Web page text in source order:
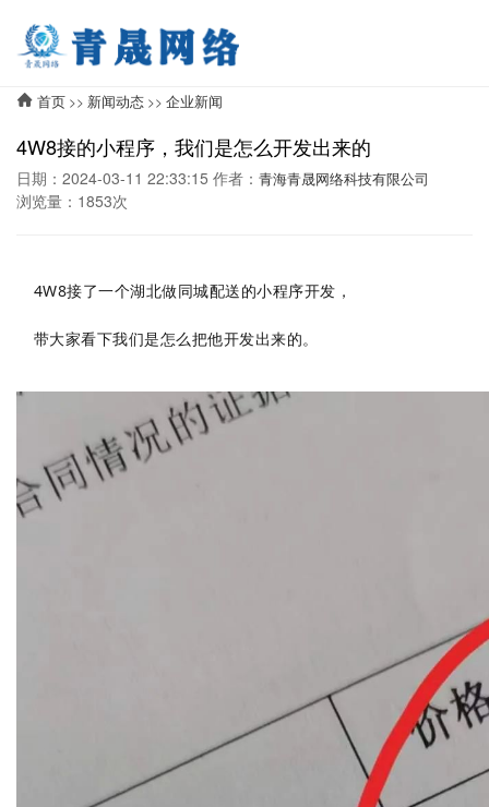
首页 >> 新闻动态 >> 企业新闻
4W8接的小程序，我们是怎么开发出来的
日期：2024-03-11 22:33:15 作者： 青海青晟网络科技有限公司
浏览量：1853次
4W8接了一个湖北做同城配送的小程序开发，
带大家看下我们是怎么把他开发出来的。